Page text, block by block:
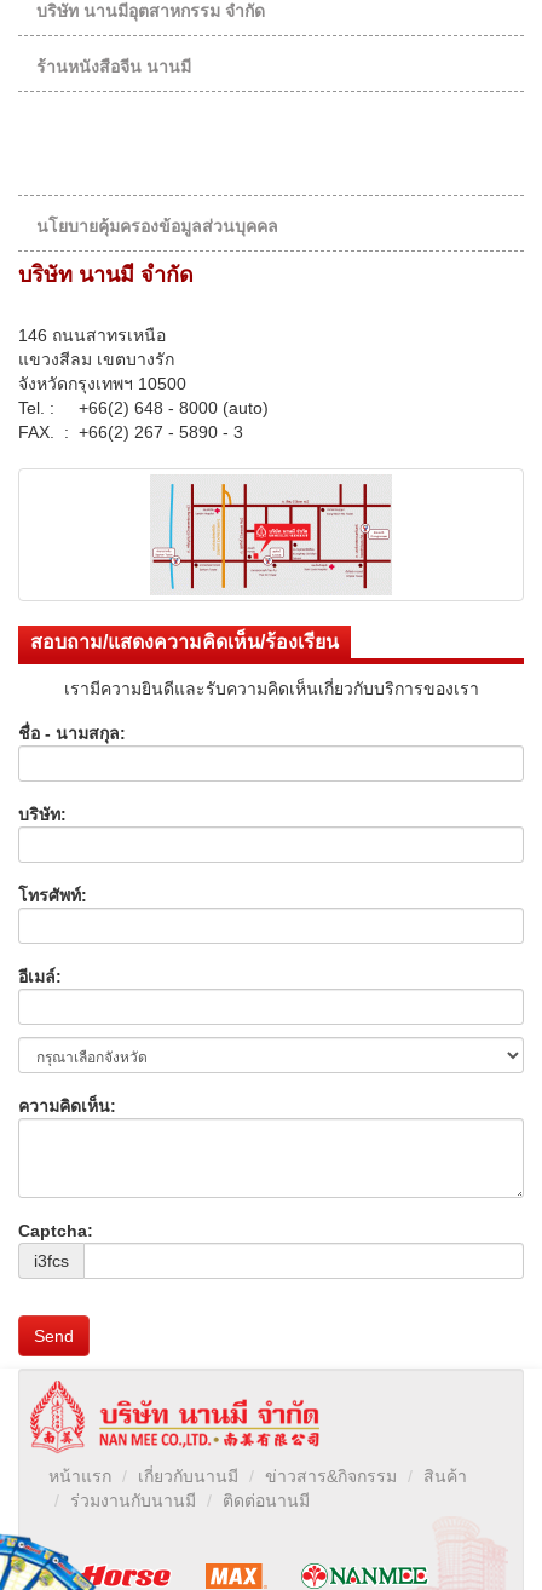
บริษัท นานมีอุตสาหกรรม จำกัด
ร้านหนังสือจีน นานมี
นโยบายคุ้มครองข้อมูลส่วนบุคคล
บริษัท นานมี จำกัด
146 ถนนสาทรเหนือ
แขวงสีลม เขตบางรัก
จังหวัดกรุงเทพฯ 10500
Tel. :
+66(2) 648 - 8000 (auto)
FAX. : +66(2) 267 - 5890 - 3
สอบถาม/แสดงความคิดเห็น/ร้องเรียน
เรามีความยินดีและรับความคิดเห็นเกี่ยวกับบริการของเรา
ชื่อ - นามสกุล:
บริษัท:
โทรศัพท์:
อีเมล์:
ความคิดเห็น:
Captcha:
i3fcs
Send
หน้าแรก เกี่ยวกับนานมี ข่าวสาร&กิจกรรม
สินค้า
ร่วมงานกับนานมี
ติดต่อนานมี